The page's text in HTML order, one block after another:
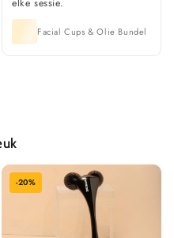
elke sessie.
Facial Cups & Olie Bundel
-20%